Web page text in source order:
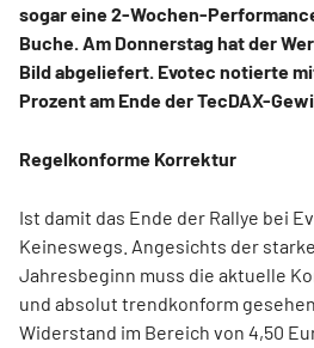
sogar eine 2-Wochen-
Buche. Am Donnerstag hat der
Bild abgeliefert. Evotec notierte
Prozent am Ende der TecDAX-
Regelkonforme Korrektur
Ist damit das Ende der Rallye bei
Keineswegs. Angesichts der
Jahresbeginn muss die aktuelle
und absolut trendkonform
Widerstand im Bereich von 4,50